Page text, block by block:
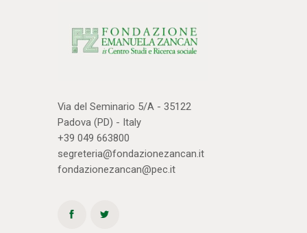
Via del Seminario 5/A - 35122
Padova (PD) - Italy
+39 049 663800
segreteria@fondazionezancan.it
fondazionezancan@pec.it